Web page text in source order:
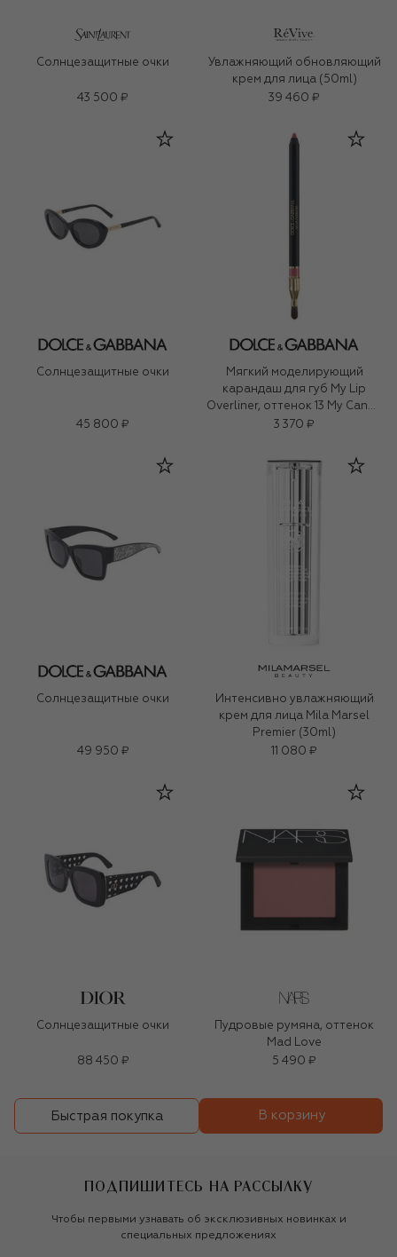
Солнцезащитные очки
43 500 ₽
Увлажняющий обновляющий
крем для лица (50ml)
39 460 ₽
Солнцезащитные очки
45 800 ₽
Мягкий моделирующий
карандаш для губ My Lip
Overliner, оттенок 13 My Candy
Pink (1,2g)
3 370 ₽
Солнцезащитные очки
49 950 ₽
Интенсивно увлажняющий
крем для лица Mila Marsel
Premier (30ml)
11 080 ₽
Солнцезащитные очки
88 450 ₽
Пудровые румяна, оттенок
Mad Love
5 490 ₽
Быстрая покупка В корзину
ПОДПИШИТЕСЬ НА РАССЫЛКУ
Чтобы первыми узнавать об эксклюзивных новинках и
специальных предложениях